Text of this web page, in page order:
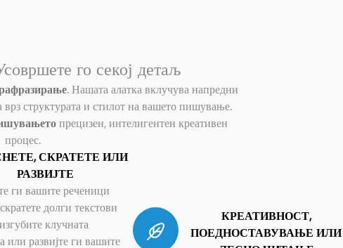
го секој детаљ
. Нашата алатка вклучува напредни
структурата и стилот на вашето пишување.
прецизен, интелигентен креативен
процес.
СКРАТЕТЕ ИЛИ
РАЗВИЈТЕ
ги вашите реченици
долги текстови
клучната
или развијте ги вашите
КРЕАТИВНОСТ,
ПОЕДНОСТАВУВАЊЕ ИЛИ